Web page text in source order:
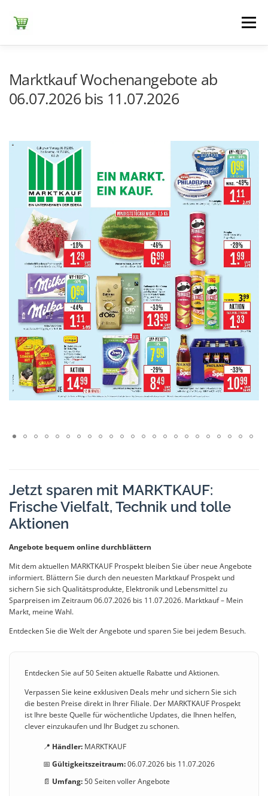
Inhalt
springen
Menü
+ ALLE
Marktkauf Wochenangebote ab
06.07.2026 bis 11.07.2026
Jetzt sparen mit MARKTKAUF:
Frische Vielfalt, Technik und tolle
Aktionen
Angebote bequem online durchblättern
Mit dem aktuellen MARKTKAUF Prospekt bleiben Sie über neue Angebote
informiert. Blättern Sie durch den neuesten Marktkauf Prospekt und
sichern Sie sich Qualitätsprodukte, Elektronik und Lebensmittel zu
Sparpreisen im Zeitraum 06.07.2026 bis 11.07.2026. Marktkauf – Mein
Markt, meine Wahl.
Entdecken Sie die Welt der Angebote und sparen Sie bei jedem Besuch.
Entdecken Sie auf 50 Seiten aktuelle Rabatte und Aktionen.
Verpassen Sie keine exklusiven Deals mehr und sichern Sie sich
die besten Preise direkt in Ihrer Filiale. Der MARKTKAUF Prospekt
ist Ihre beste Quelle für wöchentliche Updates, die Ihnen helfen,
clever einzukaufen und Ihr Budget zu schonen.
📍 Händler:MARKTKAUF
📅 Gültigkeitszeitraum:06.07.2026 bis 11.07.2026
📄 Umfang:50 Seiten voller Angebote